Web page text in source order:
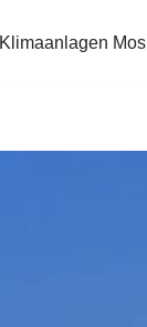
Klimaanlagen